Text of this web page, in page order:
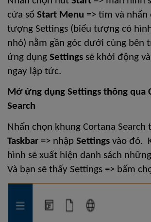
cửa sổ Start Menu => tìm và nhấn
tượng Settings (biểu tượng có
nhỏ) nằm gần góc dưới cùng bên
ứng dụng Settings sẽ khởi động
ngay lập tức.
Mở ứng dụng Settings thông qua
Search
Taskbar => nhập Settings vào đó.
hình sẽ xuất hiện danh sách
Và bạn sẽ thấy Settings => bấm